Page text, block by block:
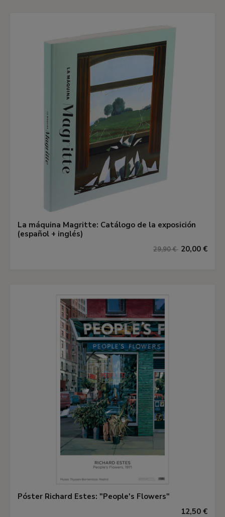
La máquina Magritte: Catálogo de la exposición
(español + inglés)
29,90 € 20,00 €
Póster Richard Estes: "People's Flowers"
12,50 €